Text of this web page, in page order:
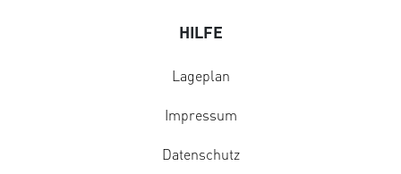
HILFE
Lageplan
Impressum
Datenschutz